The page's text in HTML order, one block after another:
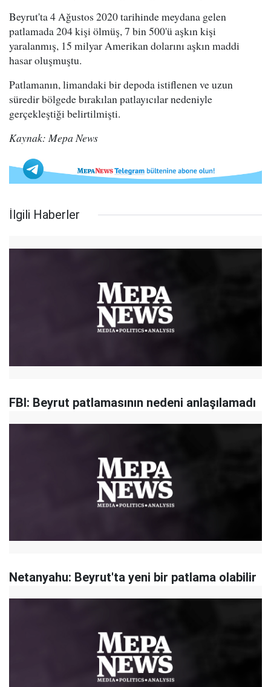
Beyrut'ta 4 Ağustos 2020 tarihinde meydana gelen
patlamada 204 kişi ölmüş, 7 bin 500'ü aşkın kişi
yaralanmış, 15 milyar Amerikan dolarını aşkın maddi
hasar oluşmuştu.
Patlamanın, limandaki bir depoda istiflenen ve uzun
süredir bölgede bırakılan patlayıcılar nedeniyle
gerçekleştiği belirtilmişti.
Kaynak: Mepa News
İlgili Haberler
FBI: Beyrut patlamasının nedeni anlaşılamadı
Netanyahu: Beyrut'ta yeni bir patlama olabilir